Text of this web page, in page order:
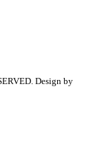
Design by